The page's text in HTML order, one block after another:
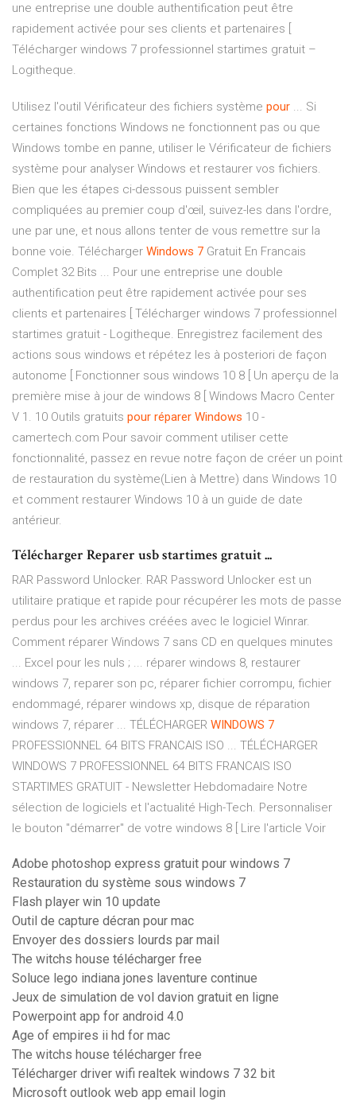
une entreprise une double authentification peut être
rapidement activée pour ses clients et partenaires [
Télécharger windows 7 professionnel startimes gratuit –
Logitheque.
Utilisez l'outil Vérificateur des fichiers système pour ... Si
certaines fonctions Windows ne fonctionnent pas ou que
Windows tombe en panne, utiliser le Vérificateur de fichiers
système pour analyser Windows et restaurer vos fichiers.
Bien que les étapes ci-dessous puissent sembler
compliquées au premier coup d'œil, suivez-les dans l'ordre,
une par une, et nous allons tenter de vous remettre sur la
bonne voie. Télécharger Windows 7 Gratuit En Francais
Complet 32 Bits ... Pour une entreprise une double
authentification peut être rapidement activée pour ses
clients et partenaires [ Télécharger windows 7 professionnel
startimes gratuit - Logitheque. Enregistrez facilement des
actions sous windows et répétez les à posteriori de façon
autonome [ Fonctionner sous windows 10 8 [ Un aperçu de la
première mise à jour de windows 8 [ Windows Macro Center
V 1. 10 Outils gratuits pour réparer Windows 10 -
camertech.com Pour savoir comment utiliser cette
fonctionnalité, passez en revue notre façon de créer un point
de restauration du système(Lien à Mettre) dans Windows 10
et comment restaurer Windows 10 à un guide de date
antérieur.
Télécharger Reparer usb startimes gratuit ...
RAR Password Unlocker. RAR Password Unlocker est un
utilitaire pratique et rapide pour récupérer les mots de passe
perdus pour les archives créées avec le logiciel Winrar.
Comment réparer Windows 7 sans CD en quelques minutes
... Excel pour les nuls ; ... réparer windows 8, restaurer
windows 7, reparer son pc, réparer fichier corrompu, fichier
endommagé, réparer windows xp, disque de réparation
windows 7, réparer ... TÉLÉCHARGER WINDOWS 7
PROFESSIONNEL 64 BITS FRANCAIS ISO ... TÉLÉCHARGER
WINDOWS 7 PROFESSIONNEL 64 BITS FRANCAIS ISO
STARTIMES GRATUIT - Newsletter Hebdomadaire Notre
sélection de logiciels et l'actualité High-Tech. Personnaliser
le bouton "démarrer" de votre windows 8 [ Lire l'article Voir
Adobe photoshop express gratuit pour windows 7
Restauration du système sous windows 7
Flash player win 10 update
Outil de capture décran pour mac
Envoyer des dossiers lourds par mail
The witchs house télécharger free
Soluce lego indiana jones laventure continue
Jeux de simulation de vol davion gratuit en ligne
Powerpoint app for android 4.0
Age of empires ii hd for mac
The witchs house télécharger free
Télécharger driver wifi realtek windows 7 32 bit
Microsoft outlook web app email login